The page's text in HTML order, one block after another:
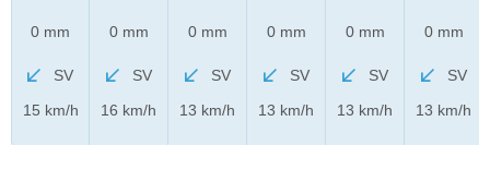
0 mm
SV
15 km/h
0 mm
SV
16 km/h
0 mm
SV
13 km/h
0 mm
SV
13 km/h
0 mm
SV
13 km/h
0 mm
SV
13 km/h